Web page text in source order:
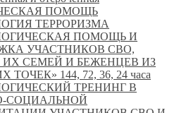
ПОМОЩЬ
ТЕРРОРИЗМА
ПОМОЩЬ И
УЧАСТНИКОВ СВО,
ИХ СЕМЕЙ И БЕЖЕНЦЕВ ИЗ
ТОЧЕК» 144, 72, 36, 24 часа
ТРЕНИНГ В
СОЦИАЛЬНОЙ